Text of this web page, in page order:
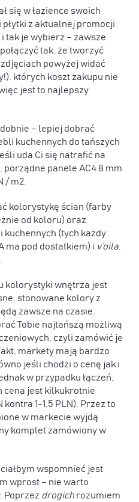
się w łazience swoich
z aktualnej promocji
tak je wybierz – zawsze
tak, że tworzyć
powyżej widać
których koszt zakupu nie
jest to najlepszy
– lepiej dobrać
kuchennych do tańszych
uda Ci się natrafić na
panele AC4 8 mm
/ m2.
kolorystykę ścian (farby
od koloru) oraz
(tych każdy
ma pod dostatkiem) i v’oila,
kolorystyki wnętrza jest
stonowane kolory z
zawsze na czasie.
Tobie najtańszą możliwą
czyli zamówić je
markety mają bardzo
jeśli chodzi o cenę jak i
w przypadku łączeń,
cena jest kilkukrotnie
kontra 1-1,5 PLN). Przez to
w markecie wyjdą
komplet zamówiony w
wspomnieć jest
wprost – nie warto
Poprzez drogichrozumiem